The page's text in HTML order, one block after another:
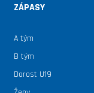
ZÁPASY
A tým
B tým
Dorost U19